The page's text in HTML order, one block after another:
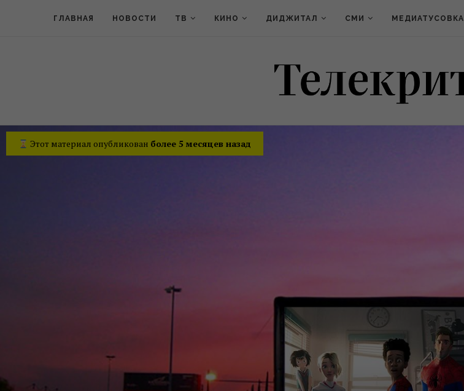
ГЛАВНАЯ НОВОСТИ ТВ КИНО ДИДЖИТАЛ СМИ МЕДИАТУСОВКА
Этот материал опубликован более 5 месяцев назад